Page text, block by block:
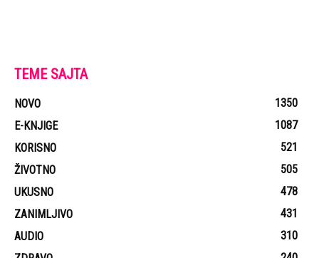
TEME SAJTA
NOVO
1350
E-KNJIGE
1087
KORISNO
521
ŽIVOTNO
505
UKUSNO
478
ZANIMLJIVO
431
AUDIO
310